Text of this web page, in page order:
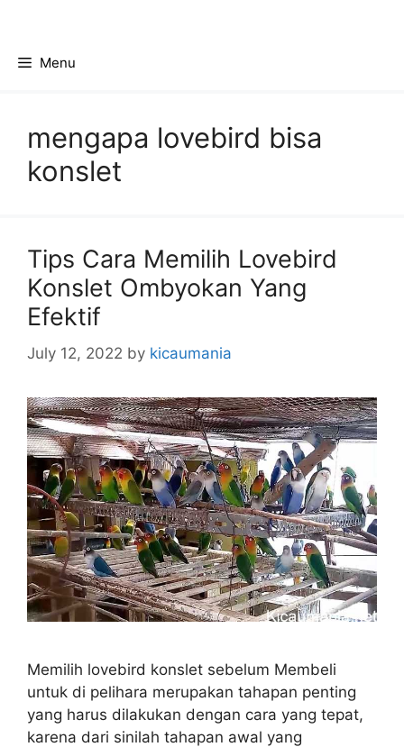
contentMenu
mengapa lovebird bisa
konslet
Tips Cara Memilih Lovebird
Konslet Ombyokan Yang
Efektif
July 12, 2022 by kicaumania
Memilih lovebird konslet sebelum Membeli
untuk di pelihara merupakan tahapan penting
yang harus dilakukan dengan cara yang tepat,
karena dari sinilah tahapan awal yang